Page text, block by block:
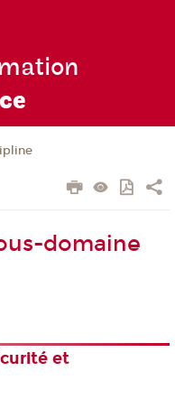
mation
domaine
et